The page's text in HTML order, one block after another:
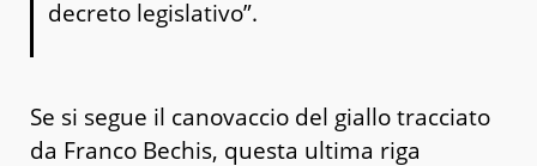
decreto legislativo”.
Se si segue il canovaccio del giallo tracciato
da Franco Bechis, questa ultima riga